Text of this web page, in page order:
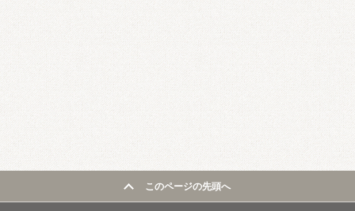
このページの先頭へ